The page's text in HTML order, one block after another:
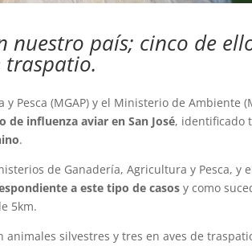
nuestro país; cinco de
traspatio.
Pesca (MGAP) y el Ministerio de Ambiente
de influenza aviar en San José, identificado
.
de Ganadería, Agricultura y Pesca, y
a este tipo de casos y como
5km.
animales silvestres y tres en aves de